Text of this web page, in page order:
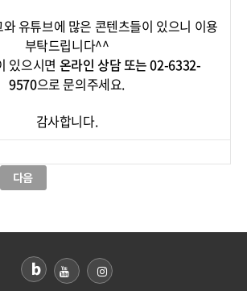
유튜브에 많은 콘텐츠들이 있으니 이용
부탁드립니다^^
있으시면 온라인 상담 또는 02-6332-
9570으로 문의주세요.
감사합니다.